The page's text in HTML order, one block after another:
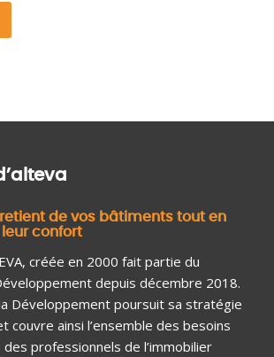
de vos bâtiments tout en
confort
créée en 2000 fait partie du
depuis décembre 2018.
Développement poursuit sa stratégie
couvre ainsi l’ensemble des besoins
professionnels de l’immobilier